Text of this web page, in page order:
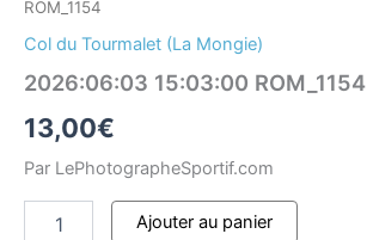
ROM_1154
Col du Tourmalet (La Mongie)
2026:06:03 15:03:00 ROM_1154
13,00€
Par LePhotographeSportif.com
Ajouter au panier